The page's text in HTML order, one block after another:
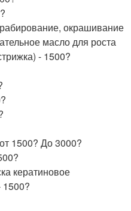
окрашивание
масло для роста
- 1500?
1500? До 3000?
кератиновое
1500?